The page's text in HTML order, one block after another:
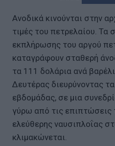
Ανοδικά κινούνται στην
τιμές του πετρελαίου. Τα
εκπλήρωσης του αργού
καταγράφουν σταθερή
τα 111 δολάρια ανά
Δευτέρας διευρύνοντας
εβδομάδας, σε μια
γύρω από τις επιπτώσεις
ελεύθερης ναυσιπλοΐας
κλιμακώνεται.